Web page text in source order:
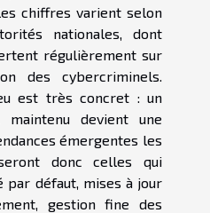
chiffres varient selon
nationales, dont
régulièrement sur
des cybercriminels.
est très concret : un
devient une
émergentes les
donc celles qui
défaut, mises à jour
gestion fine des